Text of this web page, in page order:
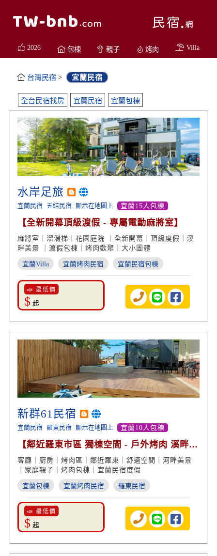
2026 包棟 親子 烤肉 Villa
台灣民宿 > 宜蘭民宿
全台民宿找房 宜蘭民宿 宜蘭包棟
水岸足旅
宜蘭民宿 五結民宿 顯示在地圖上 宜蘭15人包棟
【全新開幕頂級渡假 - 專屬電動麻將室】
麻將室｜溜滑梯｜花園庭院 ｜全新開幕｜頂級度假｜溪
畔美景 ｜渡假包棟｜烤肉歡聚｜大小團體
宜蘭Villa 宜蘭烤肉民宿 宜蘭民宿包棟
📣 最低價
$ 起
新群61民宿
宜蘭民宿 羅東民宿 顯示在地圖上 宜蘭10人包棟
【鄰近羅東市區 獨棟空間 - 戶外烤肉 溪畔美
景】
客廳｜廚房｜烤肉區｜鄰近羅東｜舒適空間｜河畔美景
｜家庭親子｜烤肉包棟｜宜蘭民宿度假
宜蘭包棟 宜蘭烤肉民宿 羅東民宿
📣 最低價
$ 起